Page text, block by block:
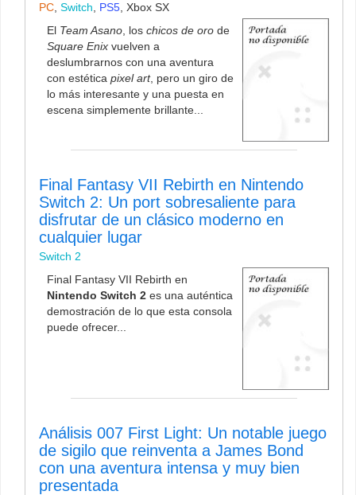
PC, Switch, PS5, Xbox SX
El Team Asano, los chicos de oro de
Square Enix vuelven a
deslumbrarnos con una aventura
con estética pixel art, pero un giro de
lo más interesante y una puesta en
escena simplemente brillante...
Final Fantasy VII Rebirth en Nintendo
Switch 2: Un port sobresaliente para
disfrutar de un clásico moderno en
cualquier lugar
Switch 2
Final Fantasy VII Rebirth en
Nintendo Switch 2 es una auténtica
demostración de lo que esta consola
puede ofrecer...
Análisis 007 First Light: Un notable juego
de sigilo que reinventa a James Bond
con una aventura intensa y muy bien
presentada